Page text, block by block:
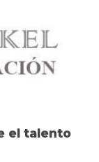
el talento